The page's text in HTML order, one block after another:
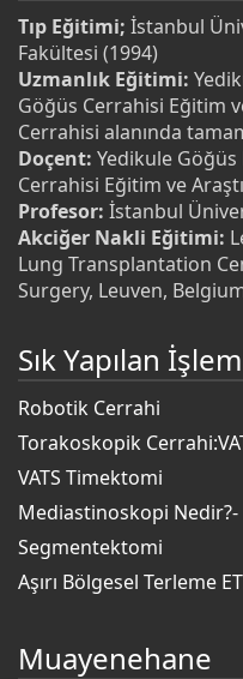
Tıp Eğitimi; İstanbul
Fakültesi (1994)
Uzmanlık Eğitimi:
Göğüs Cerrahisi Eğitim
Cerrahisi alanında
Doçent: Yedikule Göğüs
Cerrahisi Eğitim ve
Profesor: İstanbul
Akciğer Nakli Eğitimi:
Lung Transplantation
Surgery, Leuven,
Sık Yapılan
Robotik Cerrahi
Torakoskopik
VATS Timektomi
Mediastinoskopi
Segmentektomi
Aşırı Bölgesel Terleme
Muayenehane